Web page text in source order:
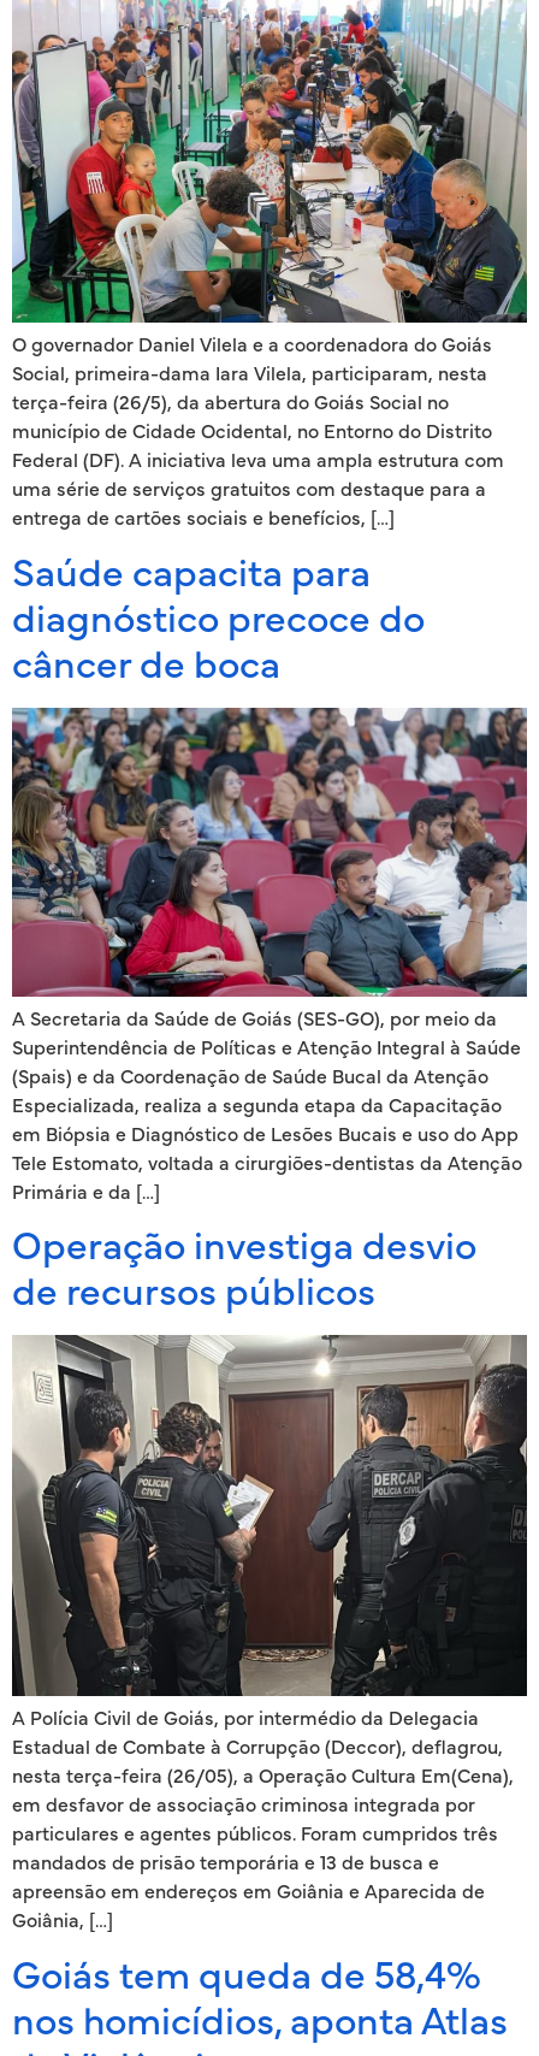
O governador Daniel Vilela e a coordenadora do Goiás
Social, primeira-dama Iara Vilela, participaram, nesta
terça-feira (26/5), da abertura do Goiás Social no
município de Cidade Ocidental, no Entorno do Distrito
Federal (DF). A iniciativa leva uma ampla estrutura com
uma série de serviços gratuitos com destaque para a
entrega de cartões sociais e benefícios, […]
Saúde capacita para
diagnóstico precoce do
câncer de boca
A Secretaria da Saúde de Goiás (SES-GO), por meio da
Superintendência de Políticas e Atenção Integral à Saúde
(Spais) e da Coordenação de Saúde Bucal da Atenção
Especializada, realiza a segunda etapa da Capacitação
em Biópsia e Diagnóstico de Lesões Bucais e uso do App
Tele Estomato, voltada a cirurgiões-dentistas da Atenção
Primária e da […]
Operação investiga desvio
de recursos públicos
A Polícia Civil de Goiás, por intermédio da Delegacia
Estadual de Combate à Corrupção (Deccor), deflagrou,
nesta terça-feira (26/05), a Operação Cultura Em(Cena),
em desfavor de associação criminosa integrada por
particulares e agentes públicos. Foram cumpridos três
mandados de prisão temporária e 13 de busca e
apreensão em endereços em Goiânia e Aparecida de
Goiânia, […]
Goiás tem queda de 58,4%
nos homicídios, aponta Atlas